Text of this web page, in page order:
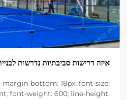
איזה דרישות סביבתיות נדרשות
bottom: 18px; font-size:
font-weight: 600; line-height: